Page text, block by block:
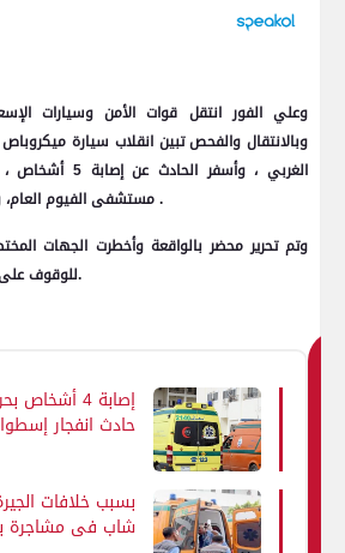
وعلي الفور انتقل قوات الأمن وسيارات
وبالانتقال والفحص تبين انقلاب سيارة
الغربي ، وأسفر
مستشفى الفيوم العام، وذلك لتلقي العلاج اللازم .
وتم تحرير محضر بالواقعة وأخطرت الجهات
للوقوف على أسباب وملابسات الحادث.
إصابة 4
حادث انفجار
بسبب خلافات
شاب في مشاجرة